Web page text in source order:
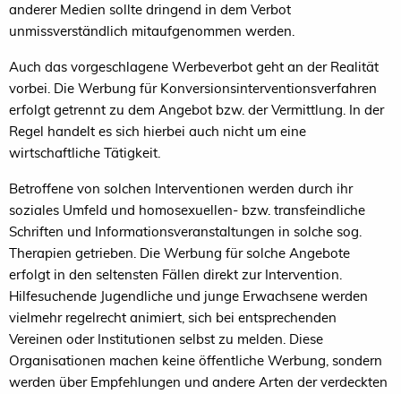
anderer Medien sollte dringend in dem Verbot
unmissverständlich mitaufgenommen werden.
Auch das vorgeschlagene Werbeverbot geht an der Realität
vorbei. Die Werbung für Konversionsinterventionsverfahren
erfolgt getrennt zu dem Angebot bzw. der Vermittlung. In der
Regel handelt es sich hierbei auch nicht um eine
wirtschaftliche Tätigkeit.
Betroffene von solchen Interventionen werden durch ihr
soziales Umfeld und homosexuellen- bzw. transfeindliche
Schriften und Informationsveranstaltungen in solche sog.
Therapien getrieben. Die Werbung für solche Angebote
erfolgt in den seltensten Fällen direkt zur Intervention.
Hilfesuchende Jugendliche und junge Erwachsene werden
vielmehr regelrecht animiert, sich bei entsprechenden
Vereinen oder Institutionen selbst zu melden. Diese
Organisationen machen keine öffentliche Werbung, sondern
werden über Empfehlungen und andere Arten der verdeckten